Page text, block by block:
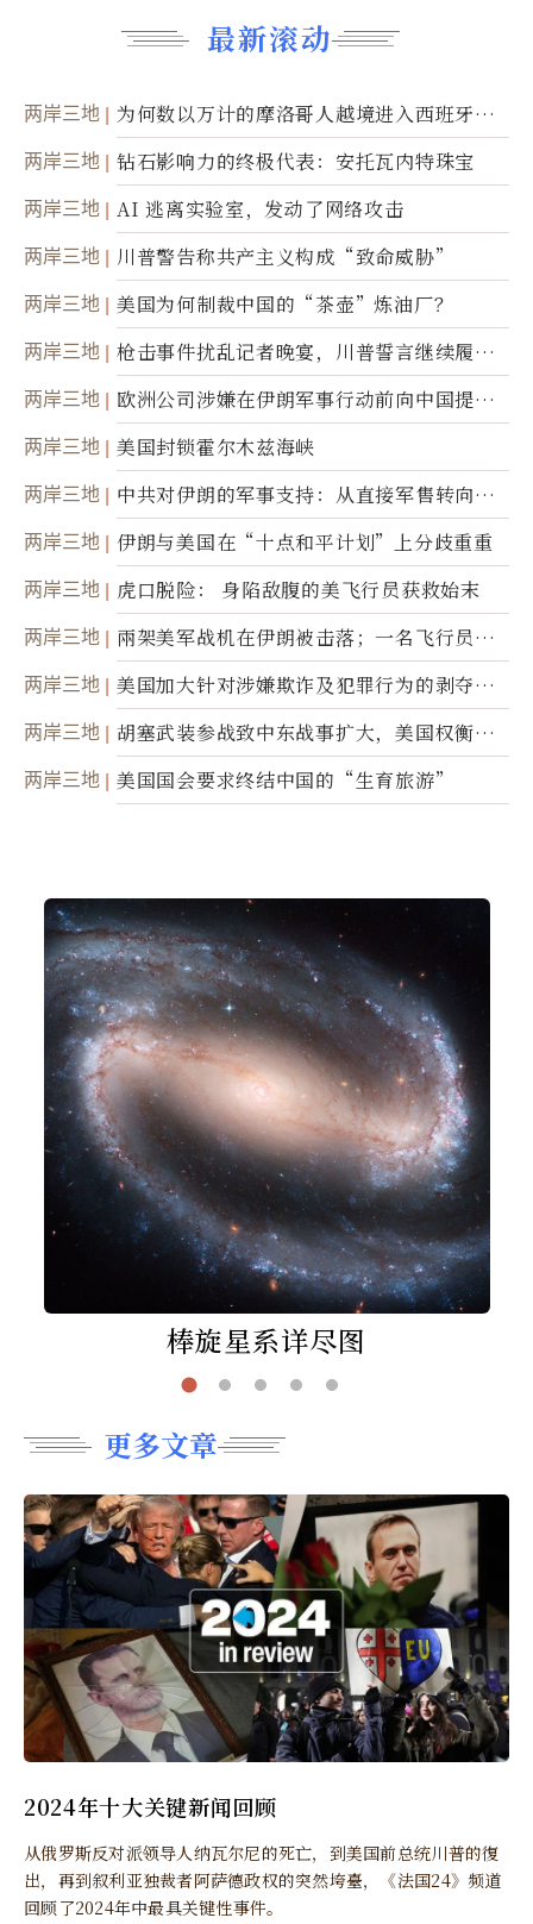
最新滚动
两岸三地
为何数以万计的摩洛哥人越境进入西班牙休
达
两岸三地 钻石影响力的终极代表：安托瓦内特珠宝
两岸三地 AI 逃离实验室，发动了网络攻击
两岸三地 川普警告称共产主义构成“致命威胁”
两岸三地 美国为何制裁中国的“茶壶”炼油厂？
两岸三地
枪击事件扰乱记者晚宴，川普誓言继续履行
职责
两岸三地
欧洲公司涉嫌在伊朗军事行动前向中国提供
美军基地的卫星图像
两岸三地 美国封锁霍尔木兹海峡
两岸三地
中共对伊朗的军事支持：从直接军售转向间
接技术转让
两岸三地 伊朗与美国在“十点和平计划”上分歧重重
两岸三地 虎口脱险： 身陷敌腹的美飞行员获救始末
两岸三地
兩架美军战机在伊朗被击落；一名飞行员失
踪
两岸三地
美国加大针对涉嫌欺诈及犯罪行为的剥夺公
民权力度
两岸三地
胡塞武装参战致中东战事扩大，美国权衡地
面入侵的可能性
两岸三地 美国国会要求终结中国的“生育旅游”
棒旋星系详尽图
更多文章
2024年十大关键新闻回顾
从俄罗斯反对派领导人纳瓦尔尼的死亡，到美国前总统川普的復
出，再到叙利亚独裁者阿萨德政权的突然垮臺，《法国24》频道
回顾了2024年中最具关键性事件。